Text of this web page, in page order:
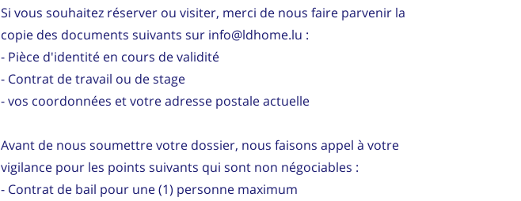
Si vous souhaitez réserver ou visiter, merci de nous faire parvenir la
copie des documents suivants sur info@ldhome.lu :
- Pièce d'identité en cours de validité
- Contrat de travail ou de stage
- vos coordonnées et votre adresse postale actuelle
Avant de nous soumettre votre dossier, nous faisons appel à votre
vigilance pour les points suivants qui sont non négociables :
- Contrat de bail pour une (1) personne maximum